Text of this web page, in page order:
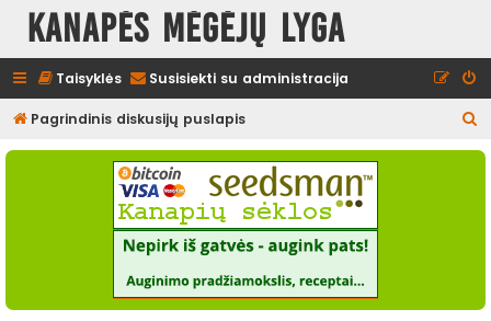
Kanapės mėgėjų lyga
Taisyklės Susisiekti su administracija
Pagrindinis diskusijų puslapis
e